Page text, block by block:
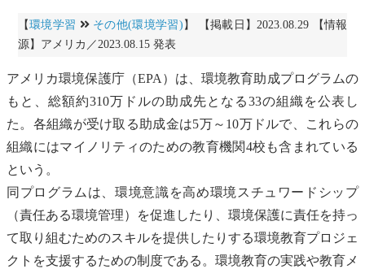
【環境学習 その他(環境学習) 】 【掲載日】2023.08.29 【情報
源】アメリカ／2023.08.15 発表
アメリカ環境保護庁（EPA ）は、環境教育助成プログラムの
もと、総額約310万ドルの助成先となる33の組織を公表し
た。各組織が受け取る助成金は5万～10万ドルで、これらの
組織にはマイノリティのための教育機関4校も含まれている
という。
同プログラムは、環境意識を高め環境スチュワードシップ
（責任ある環境管理）を促進したり、環境保護に責任を持っ
て取り組むためのスキルを提供したりする環境教育プロジェ
クトを支援するための制度である。環境教育の実践や教育メ